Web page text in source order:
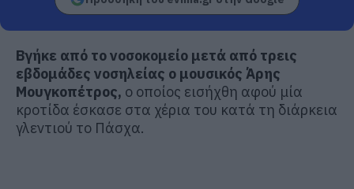
Βγήκε από το νοσοκομείο μετά από τρεις
εβδομάδες νοσηλείας ο μουσικός Άρης
Μουγκοπέτρος, ο οποίος εισήχθη αφού μία
κροτίδα έσκασε στα χέρια του κατά τη διάρκεια
γλεντιού το Πάσχα.